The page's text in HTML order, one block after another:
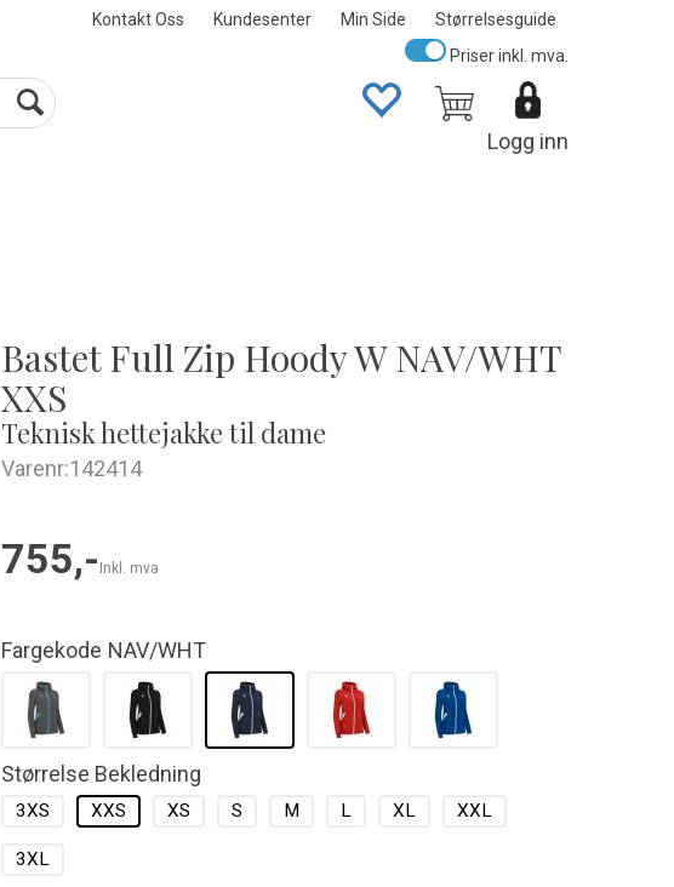
Kontakt Oss Kundesenter Min Side Størrelsesguide
Logg inn
Priser inkl. mva.
Bastet Full Zip Hoody W NAV/WHT
XXS
Teknisk hettejakke til dame
Varenr:142414
755,- Inkl. mva
Fargekode NAV/WHT
Størrelse Bekledning
3XS XXS XS S M L XL XXL
3XL